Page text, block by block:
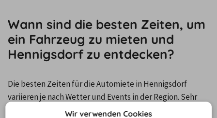
Wann sind die besten Zeiten, um
ein Fahrzeug zu mieten und
Hennigsdorf zu entdecken?
Die besten Zeiten für die Automiete in Hennigsdorf
variieren je nach Wetter und Events in der Region. Sehr
beliebt sind natürlich die Ferien rund um Ostern und
Wir verwenden Cookies